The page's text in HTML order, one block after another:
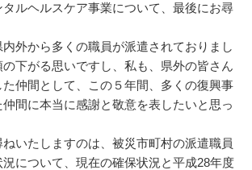
ルヘルスケア事業について、最後にお尋
外から多くの職員が派遣されておりまし
下がる思いですし、私も、県外の皆さん
た仲間として、この５年間、多くの復興事
間に本当に感謝と敬意を表したいと思っ
いたしますのは、被災市町村の派遣職員
について、現在の確保状況と平成28年度